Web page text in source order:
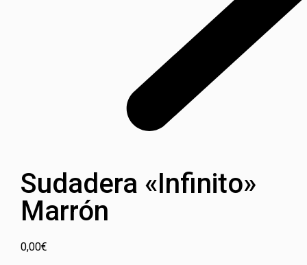
Sudadera «Infinito»
Marrón
0,00€